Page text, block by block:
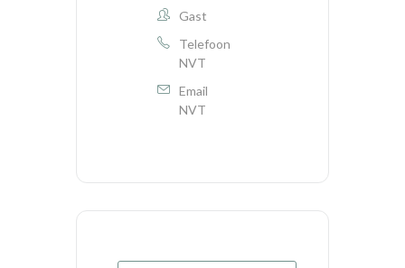
Gast
Telefoon
NVT
Email
NVT